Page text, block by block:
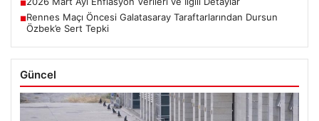
■
■Rennes Maçı Öncesi Galatasaray Taraftarlarından Dursun
Özbek’e Sert Tepki
Güncel